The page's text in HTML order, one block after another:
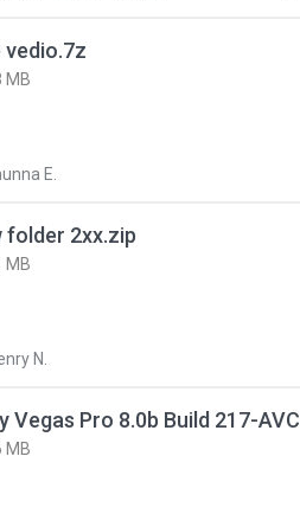
vedio.7z
MB
E.
folder 2xx.zip
MB
N.
MB